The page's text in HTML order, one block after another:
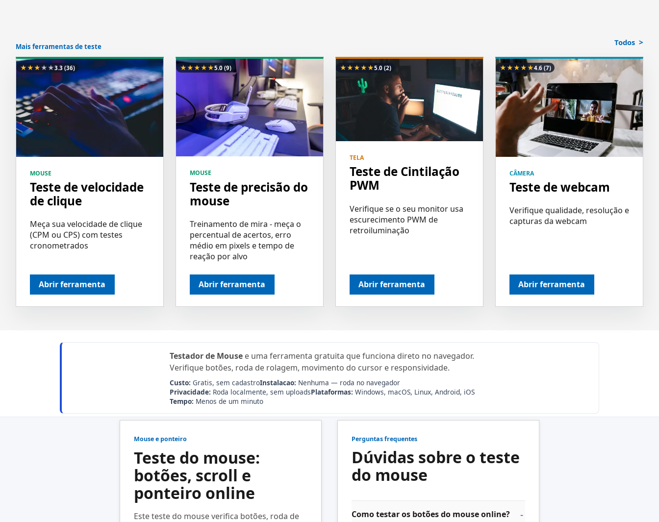
Mais ferramentas de teste Todos
★★★★★3.3 (36)
MOUSE
Teste de velocidade
de clique
Meça sua velocidade de clique
(CPM ou CPS) com testes
cronometrados
Abrir ferramenta
★★★★★5.0(9)
MOUSE
Teste de precisão do
mouse
Treinamento de mira - meça o
percentual de acertos, erro
médio em pixels e tempo de
reação por alvo
Abrir ferramenta
★★★★★5.0(2)
TELA
Teste de Cintilação
PWM
Verifique se o seu monitor usa
escurecimento PWM de
retroiluminação
Abrir ferramenta
★★★★★4.6(7)
CÂMERA
Teste de webcam
Verifique qualidade, resolução e
capturas da webcam
Abrir ferramenta
Testador de Mouse e uma ferramenta gratuita que funciona direto no navegador.
Verifique botões, roda de rolagem, movimento do cursor e responsividade.
Custo: Gratis, sem cadastroInstalacao: Nenhuma — roda no navegador
Privacidade: Roda localmente, sem uploadsPlataformas: Windows, macOS, Linux, Android, iOS
Tempo: Menos de um minuto
Mouse e ponteiro
Teste do mouse:
botões, scroll e
ponteiro online
Este teste do mouse verifica botões, roda de
Perguntas frequentes
Dúvidas sobre o teste
do mouse
Como testar os botões do mouse online?